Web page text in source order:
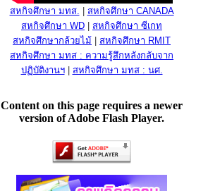
สหกิจศึกษา มทส.
สหกิจศึกษา CANADA
สหกิจศึกษา WD
สหกิจศึกษา ซีเกท
สหกิจศึกษากล้วยไม้
สหกิจศึกษา RMIT
สหกิจศึกษา มทส : ความรู้สึกหลังกลับจาก
ปฏิบัติงานฯ| สหกิจศึกษา มทส : นศ.
Content on this page requires a newer
version of Adobe Flash Player.